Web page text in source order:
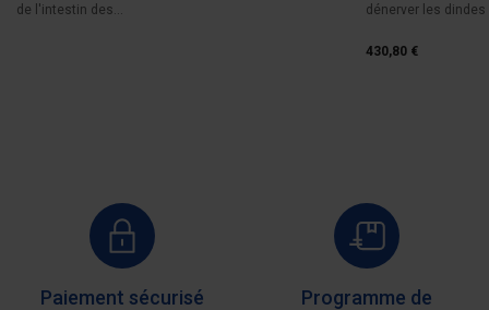
de l'intestin des...
dénerver les dindes
430,80 €
Paiement sécurisé
Programme de